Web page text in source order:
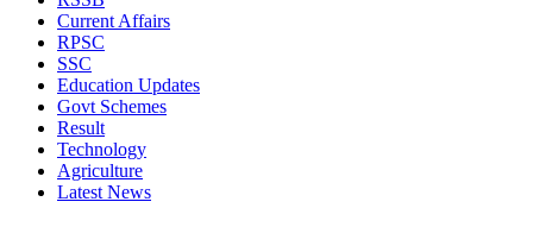
Current Affairs
RPSC
SSC
Education Updates
Govt Schemes
Result
Technology
Agriculture
Latest News